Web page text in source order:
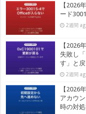
【2026
ード
2週間
【2026
失敗し
す」と
2週間
【2026
アカウ
時の対